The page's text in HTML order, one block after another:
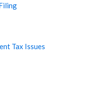
Tax Issues